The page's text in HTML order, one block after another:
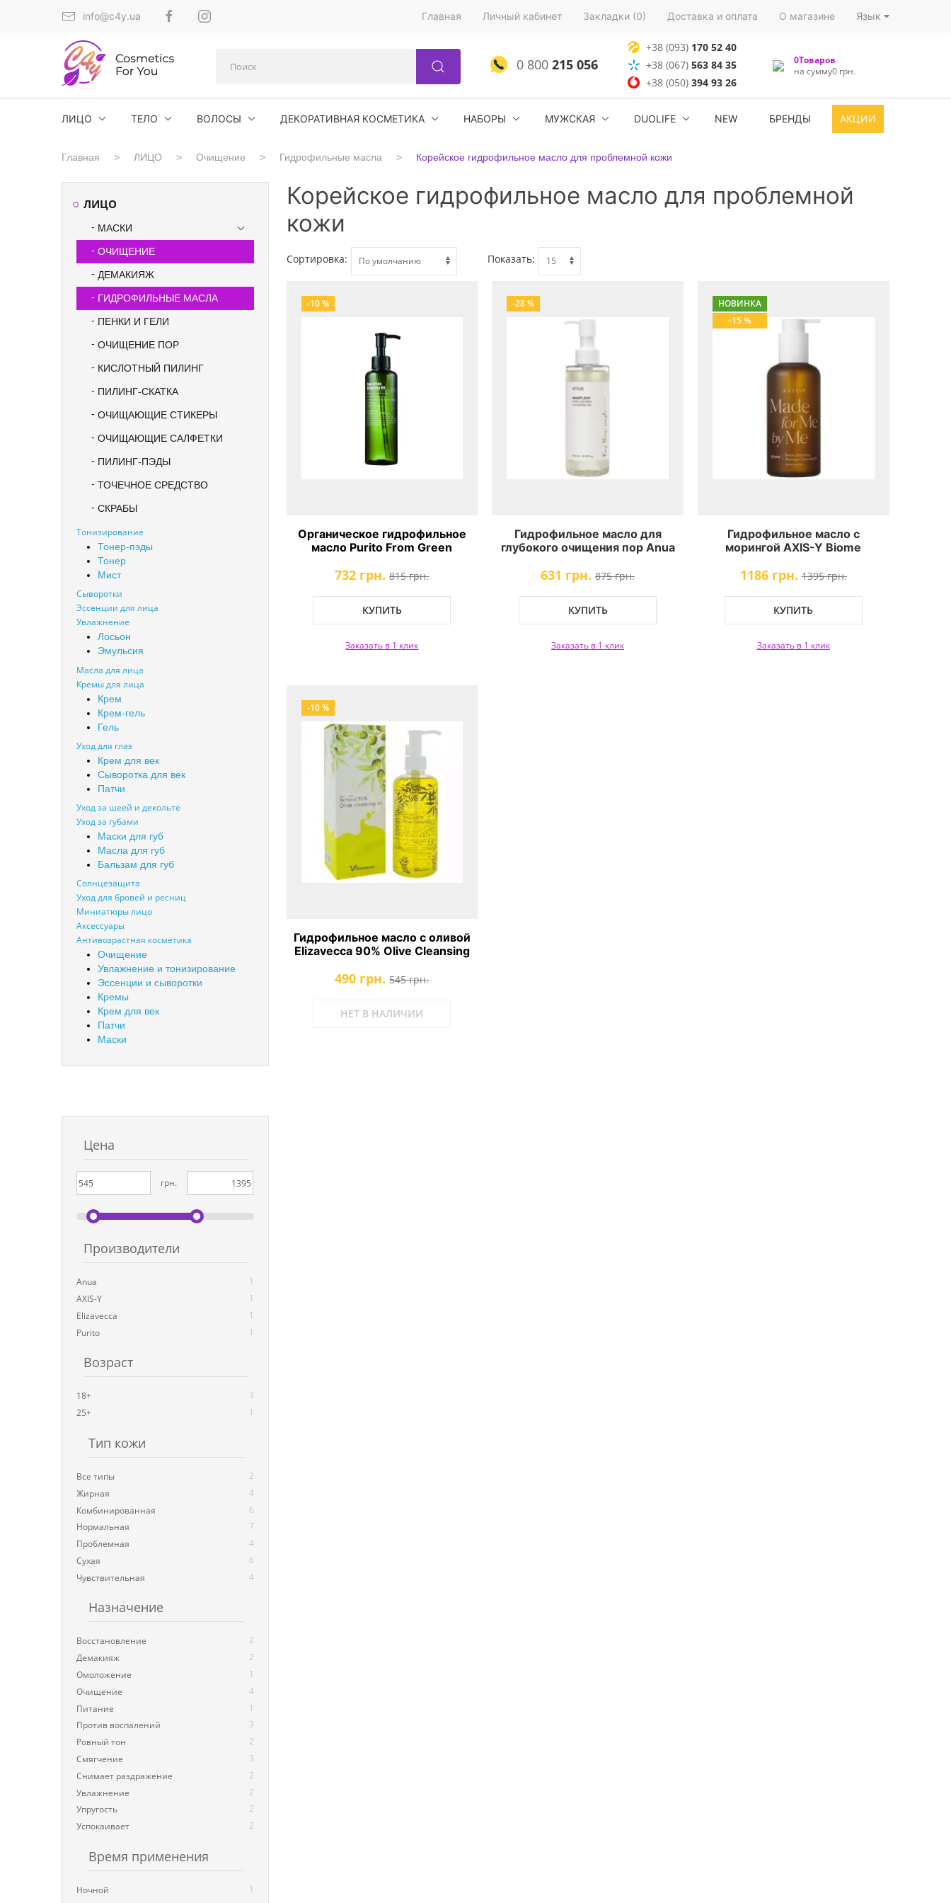
info@c4y.ua Главная Личный кабинет Закладки (0) Доставка и оплата О магазине Язык
0 800215 056
+38 (093) 170 52 40
+38 (067) 563 84 35
+38 (050)394 93 26
0Товаров
на сумму0 грн.
ЛИЦО ТЕЛО ВОЛОСЫ ДЕКОРАТИВНАЯ КОСМЕТИКА НАБОРЫ МУЖСКАЯ DUOLIFE NEW БРЕНДЫ АКЦИИ
Главная ЛИЦО Очищение Гидрофильные масла Корейское гидрофильное масло для проблемной кожи
ЛИЦО
МАСКИ
ОЧИЩЕНИЕ
ДЕМАКИЯЖ
ГИДРОФИЛЬНЫЕ МАСЛА
ПЕНКИ И ГЕЛИ
ОЧИЩЕНИЕ ПОР
КИСЛОТНЫЙ ПИЛИНГ
ПИЛИНГ-СКАТКА
ОЧИЩАЮЩИЕ СТИКЕРЫ
ОЧИЩАЮЩИЕ САЛФЕТКИ
ПИЛИНГ-ПЭДЫ
ТОЧЕЧНОЕ СРЕДСТВО
СКРАБЫ
Тонизирование
Тонер-пэды
Тонер
Мист
Сыворотки
Эссенции для лица
Увлажнение
Лосьон
Эмульсия
Масла для лица
Кремы для лица
Крем
Крем-гель
Гель
Уход для глаз
Крем для век
Сыворотка для век
Патчи
Уход за шеей и декольте
Уход за губами
Маски для губ
Масла для губ
Бальзам для губ
Солнцезащита
Уход для бровей и ресниц
Миниатюры лицо
Аксессуары
Антивозрастная косметика
Очищение
Увлажнение и тонизирование
Эссенции и сыворотки
Кремы
Крем для век
Патчи
Маски
Цена
грн.
Производители
Anua
1
AXIS-Y
1
Elizavecca
1
Purito
1
Возраст
18+
3
25+
1
Тип кожи
Все типы
2
Жирная
4
Комбинированная
6
Нормальная
7
Проблемная
4
Сухая
6
Чувствительная
4
Назначение
Восстановление
2
Демакияж
2
Омоложение
1
Очищение
4
Питание
1
Против воспалений
3
Ровный тон
2
Смягчение
3
Снимает раздражение
2
Увлажнение
2
Упругость
2
Успокаивает
2
Время применения
Ночной
1
Корейское гидрофильное масло для проблемной
кожи
Сортировка: Показать:
-10 %
Органическое гидрофильное
масло Purito From Green
Cleansing Oil
732 грн. 815 грн.
КУПИТЬ
Заказать в 1 клик
-28 %
Гидрофильное масло для
глубокого очищения пор Anua
Heartleaf Pore Control
Cleansing Oil
631 грн. 875 грн.
КУПИТЬ
Заказать в 1 клик
НОВИНКА
-15 %
Гидрофильное масло с
морингой AXIS-Y Biome
Resetting Moringa Cleansing
Oil
1186 грн. 1395 грн.
КУПИТЬ
Заказать в 1 клик
-10 %
Гидрофильное масло с оливой
Elizavecca 90% Olive Cleansing
Oil
490 грн. 545 грн.
НЕТ В НАЛИЧИИ